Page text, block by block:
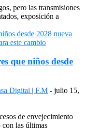
pero las transmisiones
exposición a
que niños desde
Digital | F.M - julio 15,
de envejecimiento
con las últimas